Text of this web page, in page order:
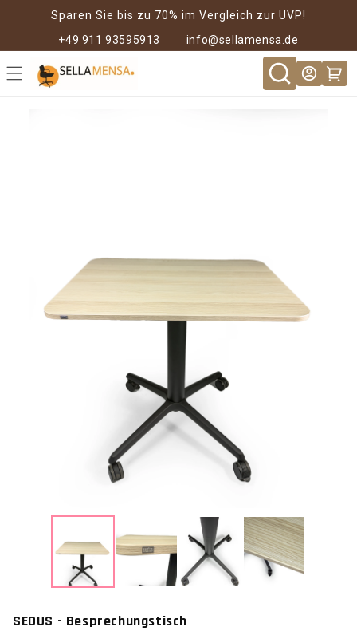
Sparen Sie bis zu 70% im Vergleich zur UVP!
+49 911 93595913
info@sellamensa.de
SEDUS - Besprechungstisch